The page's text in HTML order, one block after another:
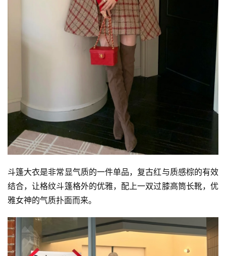
斗篷大衣是非常显气质的一件单品，复古红与质感棕的有效
结合，让格纹斗篷格外的优雅，配上一双过膝高筒长靴，优
雅女神的气质扑面而来。